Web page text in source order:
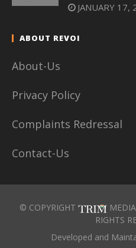
JANUARY 17,
ABOUT REVOI
About-Us
Privacy Policy
Complaints Redressal
Contact-Us
© COPYRIGHT
MEDIA
RIGHTS
Developed and